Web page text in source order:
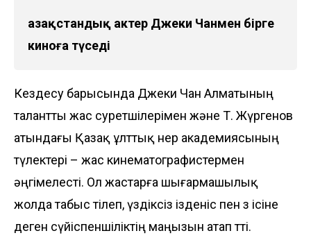
Қазақстандық актер Джеки Чанмен бірге
киноға түседі
Кездесу барысында Джеки Чан Алматының
талантты жас суретшілерімен және Т. Жүргенов
атындағы Қазақ ұлттық өнер академиясының
түлектері – жас кинематографистермен
әңгімелесті. Ол жастарға шығармашылық
жолда табыс тілеп, үздіксіз ізденіс пен өз ісіне
деген сүйіспеншіліктің маңызын атап өтті.